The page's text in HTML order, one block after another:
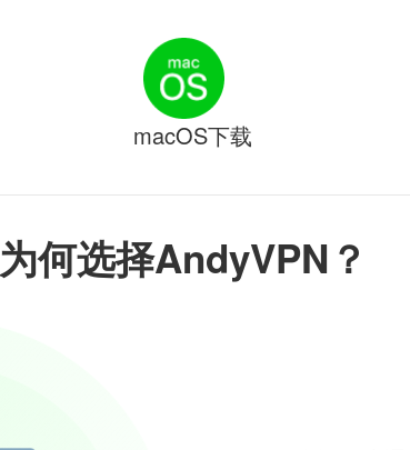
为何选择AndyVPN？
macOS下载